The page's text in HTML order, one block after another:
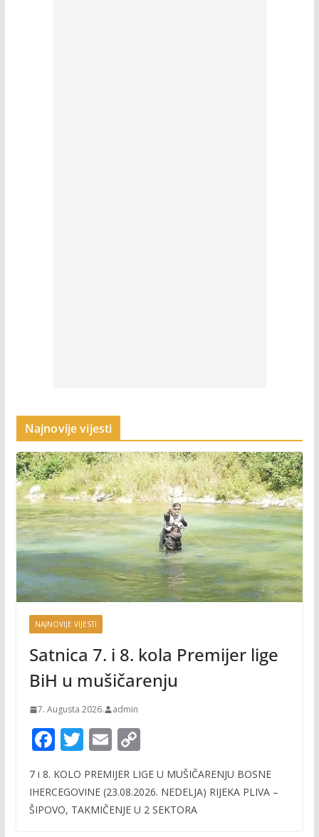
Najnovije vijesti
NAJNOVIJE VIJESTI
Satnica 7. i 8. kola Premijer lige
BiH u mušičarenju
7. Augusta 2026. admin
F
e
b
T
itt
er
E
ai
l
C
p
y
7 i 8. KOLO PREMIJER LIGE U MUŠIČARENJU BOSNE
IHERCEGOVINE (23.08.2026. NEDELJA) RIJEKA PLIVA –
ŠIPOVO, TAKMIČENJE U 2 SEKTORA